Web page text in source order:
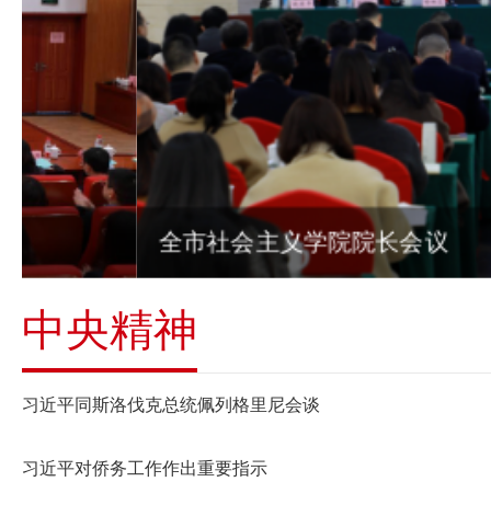
全市社会主义学院院长会议
中央精神
习近平同斯洛伐克总统佩列格里尼会谈
习近平对侨务工作作出重要指示